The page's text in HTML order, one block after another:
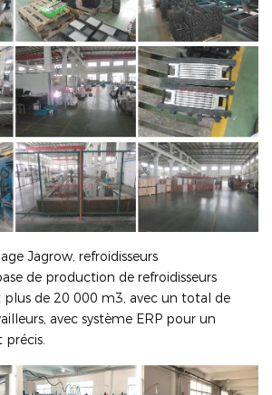
Jagrow, refroidisseurs
de production de refroidisseurs
de 20 000 m3, avec un total de
avec système ERP pour un